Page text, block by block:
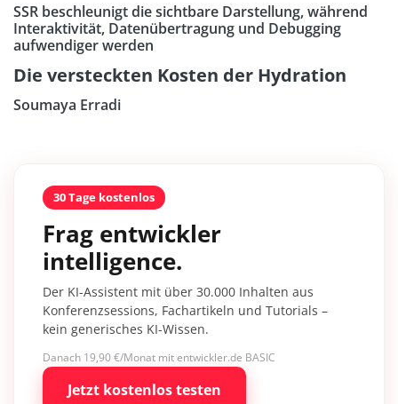
SSR beschleunigt die sichtbare Darstellung, während
Interaktivität, Datenübertragung und Debugging
aufwendiger werden
Die versteckten Kosten der Hydration
Soumaya Erradi
30 Tage kostenlos
Frag entwickler
intelligence.
Der KI-Assistent mit über 30.000 Inhalten aus
Konferenzsessions, Fachartikeln und Tutorials –
kein generisches KI-Wissen.
Danach 19,90 €/Monat mit entwickler.de BASIC
Jetzt kostenlos testen